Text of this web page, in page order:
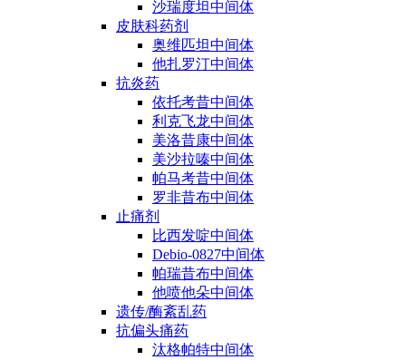
沙瑞度坦中间体
皮肤科药剂
奥维匹坦中间体
他扎罗汀中间体
抗炎药
依托考昔中间体
利克飞龙中间体
美洛昔康中间体
美沙拉嗪中间体
帕马考昔中间体
罗非昔布中间体
止痛剂
比西发啶中间体
Debio-0827中间体
帕瑞昔布中间体
他喷他朵中间体
遗传/酶紊乱药
抗偏头痛药
汰格帕特中间体